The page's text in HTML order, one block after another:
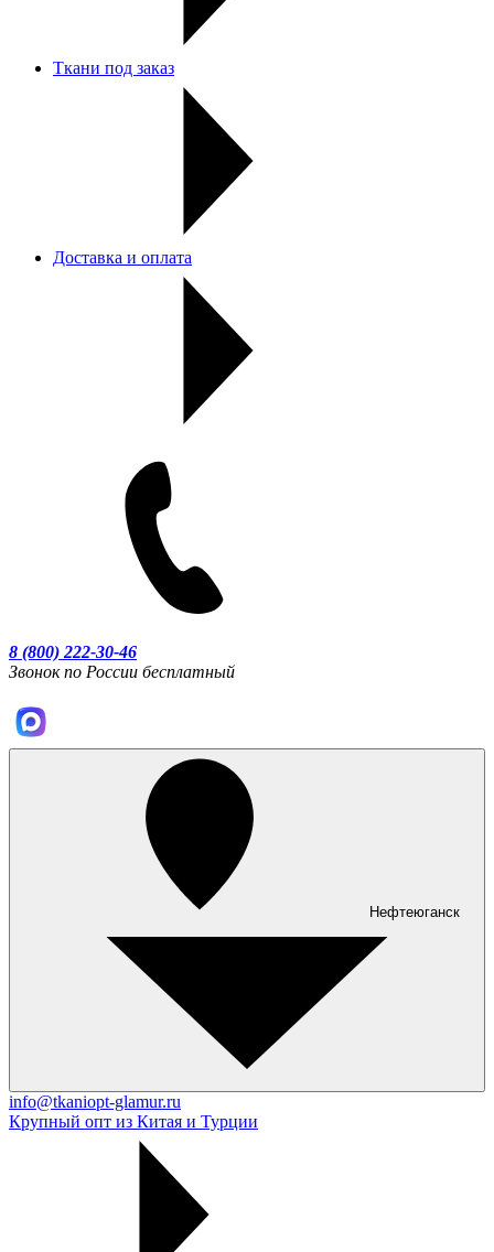
Ткани под заказ
Доставка и оплата
8 (800) 222-30-46
Звонок по России бесплатный
Нефтеюганск
info@tkaniopt-glamur.ru
Крупный опт из Китая и Турции